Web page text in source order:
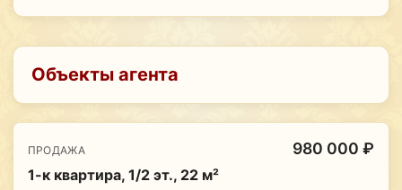
Объекты агента
ПРОДАЖА 980 000 ₽
1-к квартира, 1/2 эт., 22 м²